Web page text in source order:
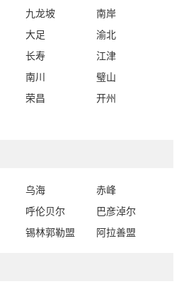
九龙坡
南岸
大足
渝北
长寿
江津
南川
璧山
荣昌
开州
乌海
赤峰
呼伦贝尔
巴彦淖尔
锡林郭勒盟 阿拉善盟